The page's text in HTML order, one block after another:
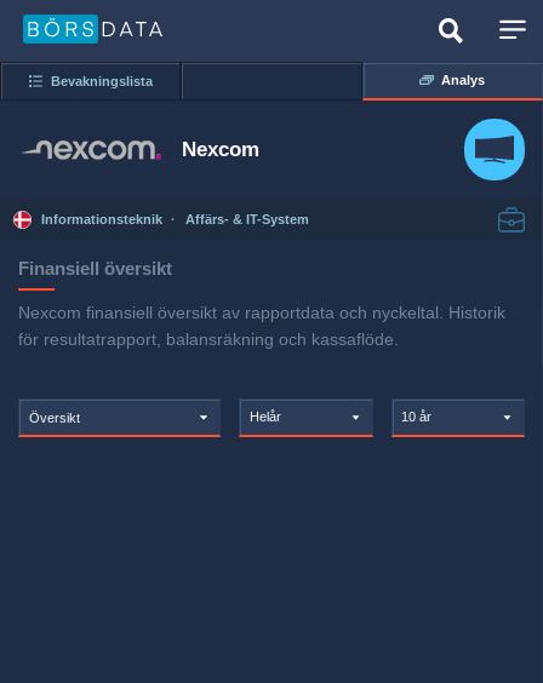
Bevakningslista Analys
Nexcom
Informationsteknik · Affärs- & IT-System
Finansiell översikt
Nexcom finansiell översikt av rapportdata och nyckeltal. Historik
för resultatrapport, balansräkning och kassaflöde.
Översikt Helår 10 år